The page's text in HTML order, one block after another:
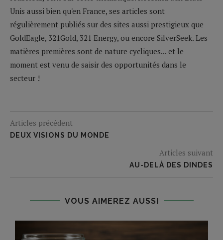
Unis aussi bien qu'en France, ses articles sont
régulièrement publiés sur des sites aussi prestigieux que
GoldEagle, 321Gold, 321 Energy, ou encore SilverSeek. Les
matières premières sont de nature cycliques... et le
moment est venu de saisir des opportunités dans le
secteur !
Articles précédent
DEUX VISIONS DU MONDE
Articles suivant
AU-DELÀ DES DINDES
VOUS AIMEREZ AUSSI